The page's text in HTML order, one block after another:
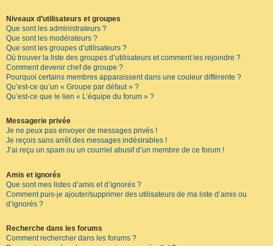
Niveaux d’utilisateurs et groupes
Que sont les administrateurs ?
Que sont les modérateurs ?
Que sont les groupes d’utilisateurs ?
Où trouver la liste des groupes d’utilisateurs et comment les rejoindre ?
Comment devenir chef de groupe ?
Pourquoi certains membres apparaissent dans une couleur différente ?
Qu’est-ce qu’un « Groupe par défaut » ?
Qu’est-ce que le lien « L’équipe du forum » ?
Messagerie privée
Je ne peux pas envoyer de messages privés !
Je reçois sans arrêt des messages indésirables !
J’ai reçu un spam ou un courriel abusif d’un membre de ce forum !
Amis et ignorés
Que sont mes listes d’amis et d’ignorés ?
Comment puis-je ajouter/supprimer des utilisateurs de ma liste d’amis ou
d’ignorés ?
Recherche dans les forums
Comment rechercher dans les forums ?